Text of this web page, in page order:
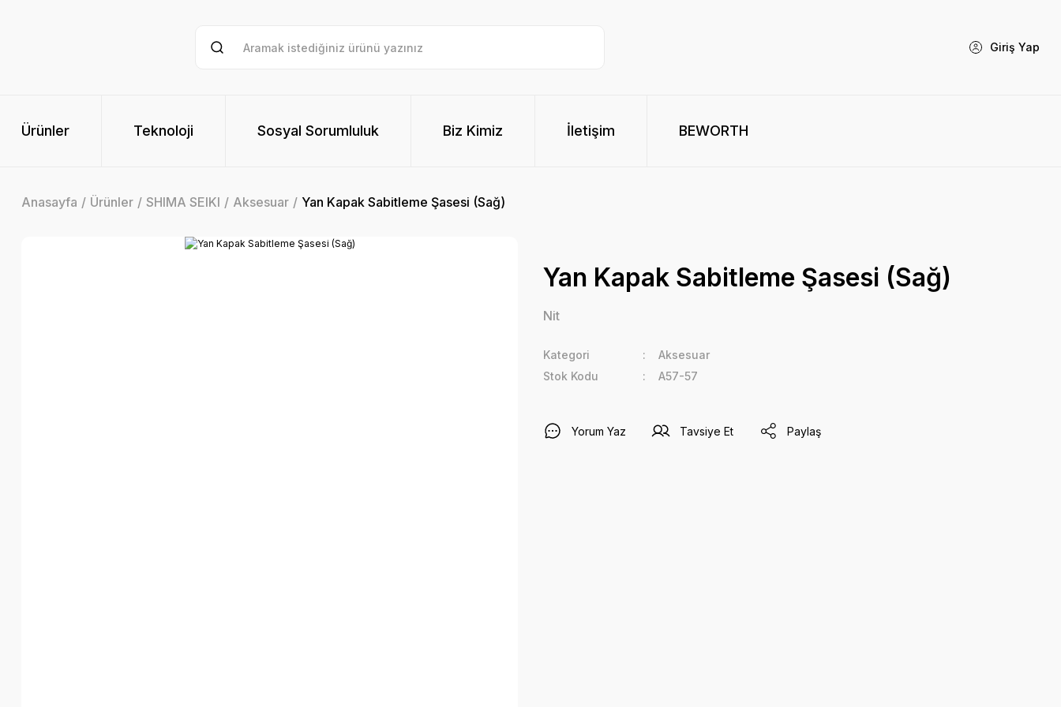
Giriş Yap
Ürünler Teknoloji Sosyal Sorumluluk Biz Kimiz İletişim BEWORTH
Anasayfa Ürünler SHIMA SEIKI Aksesuar Yan Kapak Sabitleme Şasesi (Sağ)
Yan Kapak Sabitleme Şasesi (Sağ)
Nit
Kategori
Aksesuar
Stok Kodu
A57-57
Yorum Yaz Tavsiye Et Paylaş